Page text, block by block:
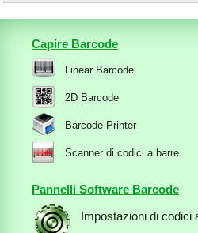
Capire Barcode
Linear Barcode
2D Barcode
Barcode Printer
Scanner di codici a barre
Pannelli Software Barcode
Impostazioni di codici